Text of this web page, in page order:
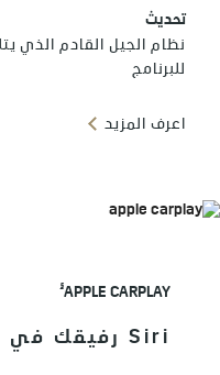
تحديث
نظام الجيل القادم الذي
للبرنامج
اعرف المزيد
APPLE CARPLAY
§
Siri رفيقك في القيادة